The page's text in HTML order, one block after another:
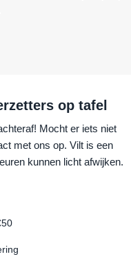
op tafel
Mocht er iets niet
met ons op. Vilt is een
kunnen licht afwijken.